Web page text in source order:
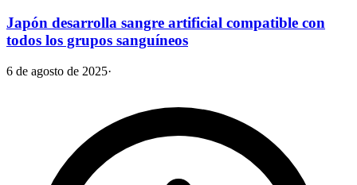
Japón desarrolla sangre artificial compatible con
todos los grupos sanguíneos
6 de agosto de 2025·